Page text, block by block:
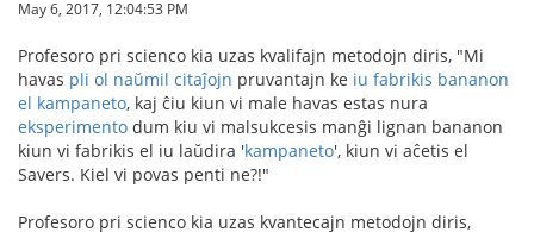
May 6, 2017, 12:04:53 PM
Profesoro pri scienco kia uzas kvalifajn metodojn diris, "Mi
havas pli ol naŭmil citaĵojn pruvantajn ke iu fabrikis bananon
el kampaneto, kaj ĉiu kiun vi male havas estas nura
eksperimento dum kiu vi malsukcesis manĝi lignan bananon
kiun vi fabrikis el iu laŭdira 'kampaneto', kiun vi aĉetis el
Savers. Kiel vi povas penti ne?!"
Profesoro pri scienco kia uzas kvantecajn metodojn diris,